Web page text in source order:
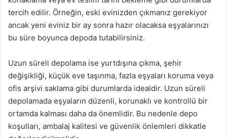
tercih edilir. Örneğin, eski evinizden çıkmanız gerekiyor
ancak yeni eviniz bir ay sonra hazır olacaksa eşyalarınızı
bu süre boyunca depoda tutabilirsiniz.
Uzun süreli depolama ise yurtdışına çıkma, şehir
değişikliği, küçük eve taşınma, fazla eşyaları koruma veya
ofis arşivi saklama gibi durumlarda idealdir. Uzun süreli
depolamada eşyaların düzenli, korunaklı ve kontrollü bir
ortamda kalması daha da önemlidir. Bu nedenle depo
koşulları, ambalaj kalitesi ve güvenlik önlemleri dikkatle